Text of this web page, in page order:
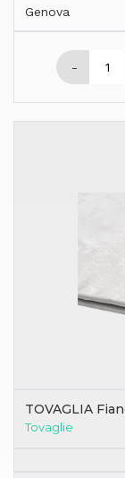
Genova
-
TOVAGLIA
Tovaglie